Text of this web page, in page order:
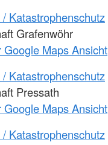
Katastrophenschutz
Grafenwöhr
Google Maps Ansicht
Katastrophenschutz
Pressath
Google Maps Ansicht
Katastrophenschutz